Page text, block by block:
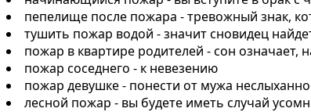
пепелище после пожара - тревожный знак,
тушить пожар водой - значит сновидец
пожар в квартире родителей - сон
пожар соседнего - к невезению
пожар девушке - понести от мужа
лесной пожар - вы будете иметь случай